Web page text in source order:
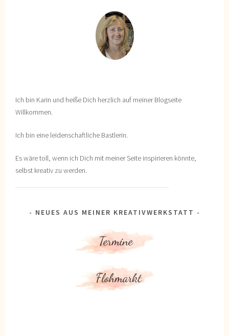
Ich bin Karin und heiße Dich herzlich auf meiner Blogseite
Willkommen.
Ich bin eine leidenschaftliche Bastlerin.
Es wäre toll, wenn ich Dich mit meiner Seite inspirieren könnte,
selbst kreativ zu werden.
NEUES AUS MEINER KREATIVWERKSTATT